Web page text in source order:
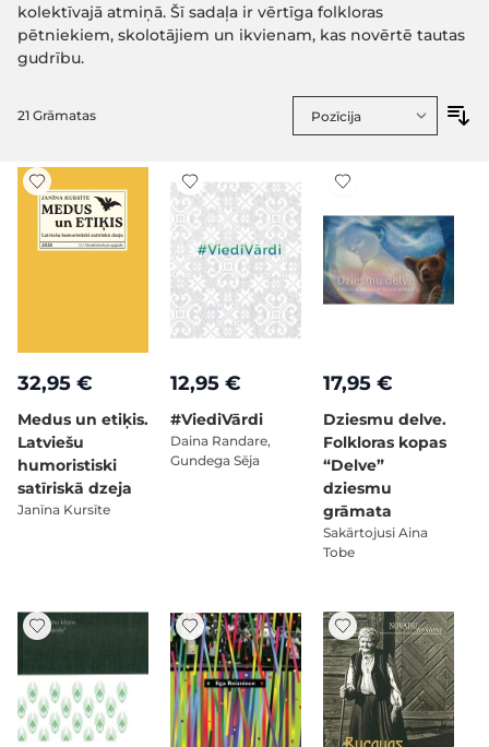
kolektīvajā atmiņā. Šī sadaļa ir vērtīga folkloras
pētniekiem, skolotājiem un ikvienam, kas novērtē tautas
gudrību.
21 Grāmatas
32,95 €
Medus un etiķis.
Latviešu
humoristiski
satīriskā dzeja
Janīna Kursīte
12,95 €
#ViediVārdi
Daina Randare,
Gundega Sēja
17,95 €
Dziesmu delve.
Folkloras kopas
“Delve”
dziesmu
grāmata
Sakārtojusi Aina
Tobe